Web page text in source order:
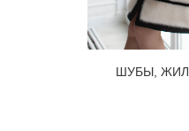
ШУБЫ,